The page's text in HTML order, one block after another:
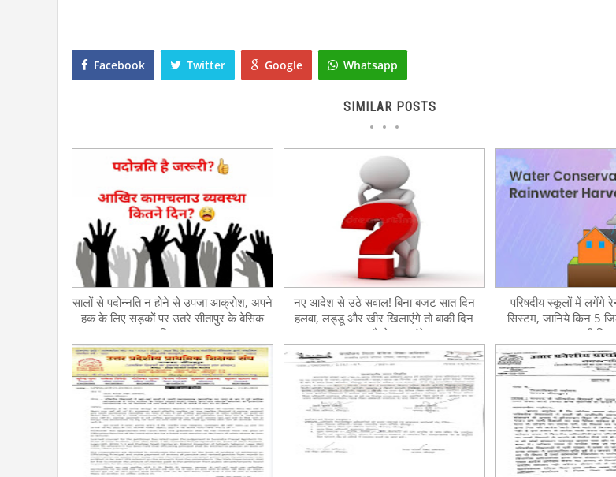
Facebook Twitter Google Whatsapp
SIMILAR POSTS
सालों से पदोन्नति न होने से उपजा आक्रोश, अपने
हक के लिए सड़कों पर उतरे सीतापुर के बेसिक
शिक्षक
नए आदेश से उठे सवाल! बिना बजट सात दिन
हलवा, लड्डू और खीर खिलाएंगे तो बाकी दिन
MDM कैसे बनवाएंगे?
परिषदीय स्कूलों में लगेंगे
सिस्टम, जानिये किन 5
लगाएगी